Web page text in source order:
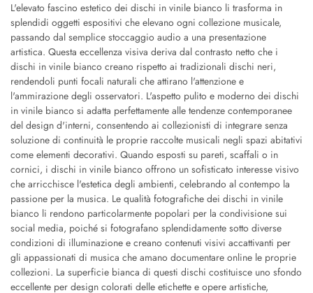
L'elevato fascino estetico dei dischi in vinile bianco li trasforma in
splendidi oggetti espositivi che elevano ogni collezione musicale,
passando dal semplice stoccaggio audio a una presentazione
artistica. Questa eccellenza visiva deriva dal contrasto netto che i
dischi in vinile bianco creano rispetto ai tradizionali dischi neri,
rendendoli punti focali naturali che attirano l'attenzione e
l'ammirazione degli osservatori. L'aspetto pulito e moderno dei dischi
in vinile bianco si adatta perfettamente alle tendenze contemporanee
del design d'interni, consentendo ai collezionisti di integrare senza
soluzione di continuità le proprie raccolte musicali negli spazi abitativi
come elementi decorativi. Quando esposti su pareti, scaffali o in
cornici, i dischi in vinile bianco offrono un sofisticato interesse visivo
che arricchisce l'estetica degli ambienti, celebrando al contempo la
passione per la musica. Le qualità fotografiche dei dischi in vinile
bianco li rendono particolarmente popolari per la condivisione sui
social media, poiché si fotografano splendidamente sotto diverse
condizioni di illuminazione e creano contenuti visivi accattivanti per
gli appassionati di musica che amano documentare online le proprie
collezioni. La superficie bianca di questi dischi costituisce uno sfondo
eccellente per design colorati delle etichette e opere artistiche,